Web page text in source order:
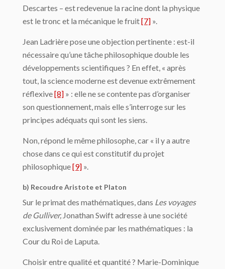
Descartes – est redeve­nue la racine dont la physique
est le tronc et la mécanique le fruit[7] ».
Jean Ladrière pose une objection pertinente : est-il
nécessaire qu’une tâche philoso­phique double les
développements scientifiques ? En effet, « après
tout, la science mo­derne est devenue extrêmement
réflexive[8] » : elle ne se contente pas d’organiser
son questionnement, mais elle s’interroge sur les
principes adéquats qui sont les siens.
Non, répond le même philosophe, car « il y a autre
chose dans ce qui est constitutif du projet
philosophique[9] ».
b) Recoudre Aristote et Platon
Sur le primat des mathématiques, dans Les voyages
de Gulliver, Jonathan Swift adresse à une société
exclusivement dominée par les mathématiques : la
Cour du Roi de Laputa.
Choisir entre qualité et quantité ? Marie-Dominique